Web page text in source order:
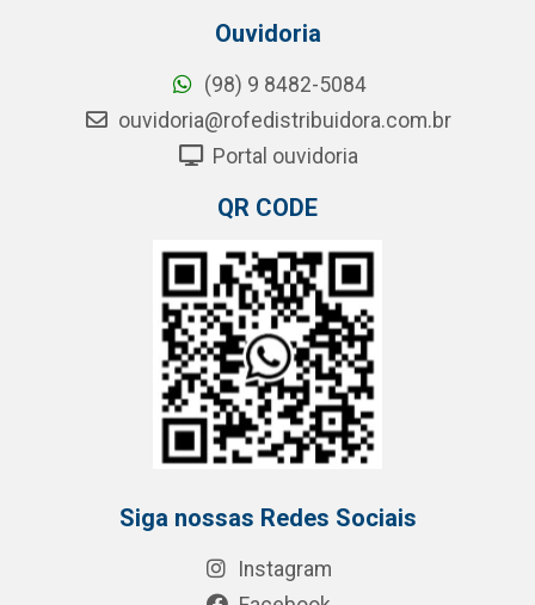
Ouvidoria
(98) 9 8482-5084
ouvidoria@rofedistribuidora.com.br
Portal ouvidoria
QR CODE
Siga nossas Redes Sociais
Instagram